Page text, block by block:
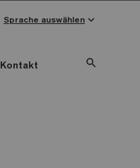
Kontakt search
Sprache auswählen keyboard_arrow_down